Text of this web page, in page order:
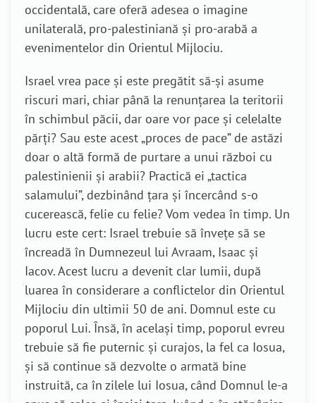
occidentală, care oferă adesea o imagine
unilaterală, pro-palestiniană şi pro-arabă a
evenimentelor din Orientul Mijlociu.
Israel vrea pace şi este pregătit să-şi asume
riscuri mari, chiar până la renunţarea la teritorii
în schimbul păcii, dar oare vor pace şi celelalte
părţi? Sau este acest „proces de pace” de astăzi
doar o altă formă de purtare a unui război cu
palestinienii şi arabii? Practică ei „tactica
salamului”, dezbinând ţara şi încercând s-o
cucerească, felie cu felie? Vom vedea în timp. Un
lucru este cert: Israel trebuie să înveţe să se
încreadă în Dumnezeul lui Avraam, Isaac şi
Iacov. Acest lucru a devenit clar lumii, după
luarea în considerare a conflictelor din Orientul
Mijlociu din ultimii 50 de ani. Domnul este cu
poporul Lui. Însă, în același timp, poporul evreu
trebuie să fie puternic și curajos, la fel ca Iosua,
şi să continue să dezvolte o armată bine
instruită, ca în zilele lui Iosua, când Domnul le-a